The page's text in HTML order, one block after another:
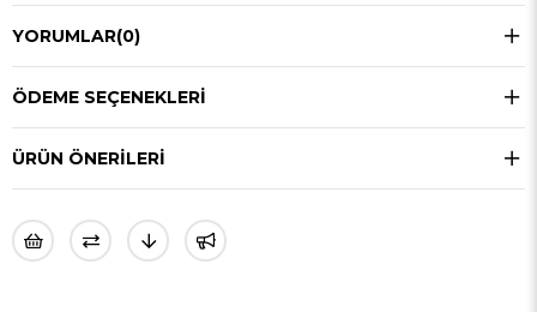
YORUMLAR(0)
ÖDEME SEÇENEKLERI
ÜRÜN ÖNERILERI